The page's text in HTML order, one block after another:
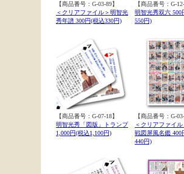
【商品番号：G-03-89】
＜クリアファイル＞明智光
秀年譜 300円(税込330円)
【商品番号：G-
明智光秀双六 500
550円)
【商品番号：G-07-18】
明智光秀「図版」トランプ
1,000円(税込1,100円)
【商品番号：G-
＜クリアファイ
戦図屏風名鑑 400
440円)